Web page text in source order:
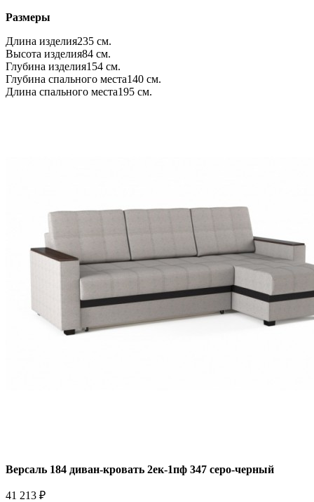
Размеры
Длина изделия235 см.
Высота изделия84 см.
Глубина изделия154 см.
Глубина спального места140 см.
Длина спального места195 см.
Версаль 184 диван-кровать 2ек-1пф 347 серо-черный
41 213 ₽